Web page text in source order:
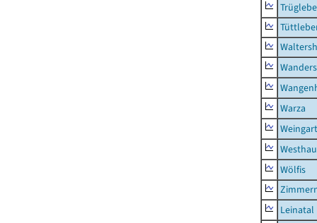
Warza
Wölfis
Leinatal